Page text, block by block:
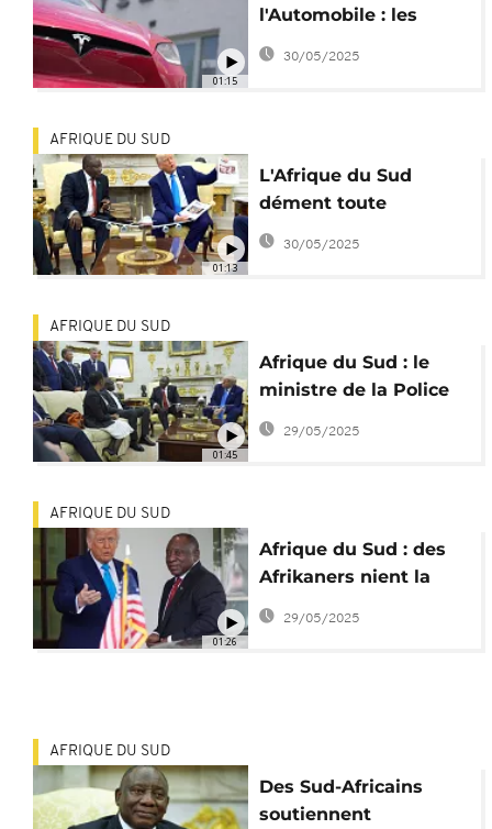
01:15
l'Automobile : les
ventes de Tesla
30/05/2025
01:13
AFRIQUE DU SUD
L'Afrique du Sud
dément toute
"dérogation" pour le
Starlink d'Elon Musk
30/05/2025
01:45
AFRIQUE DU SUD
Afrique du Sud : le
ministre de la Police
réfute les allégations
de génocide
29/05/2025
01:26
AFRIQUE DU SUD
Afrique du Sud : des
Afrikaners nient la
thèse de "génocide"
de Trump
29/05/2025
AFRIQUE DU SUD
Des Sud-Africains
soutiennent